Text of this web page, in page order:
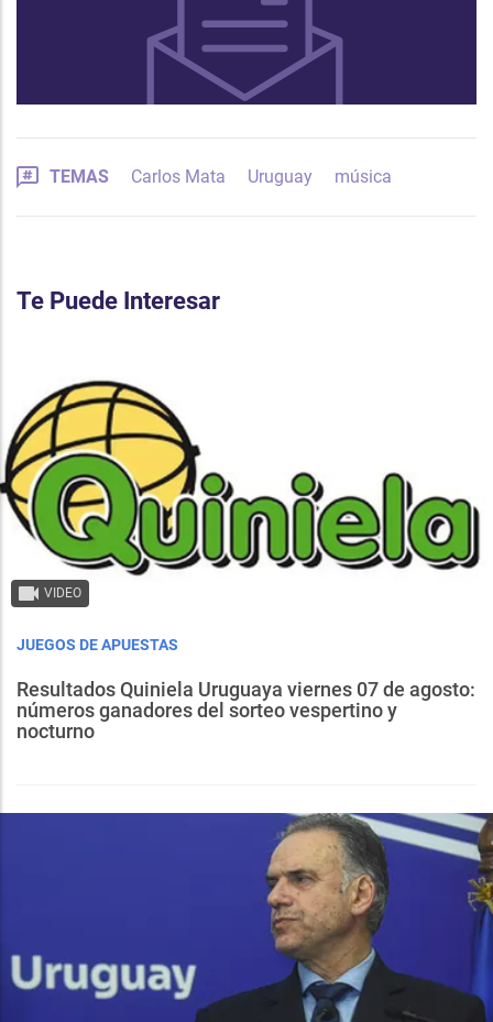
TEMAS Carlos Mata Uruguay música
Te Puede Interesar
VIDEO
JUEGOS DE APUESTAS
Resultados Quiniela Uruguaya viernes 07 de agosto:
números ganadores del sorteo vespertino y
nocturno